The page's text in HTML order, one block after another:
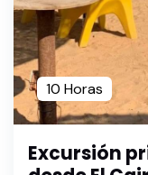
10 Horas
Excursión